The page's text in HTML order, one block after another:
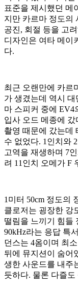
표준을 제시했던 메
지만 카르마 정도의
공진, 회절 등을 고
디자인은 여타 메이
다.
최근 오랜만에 카르
가 생겼는데 역시
마 스피커 중에 EV4
입사 오드 메종에
촬영 때문에 갔는데
수 없었다. 1인치와
고역을 재생하며 7
려 11인치 오메가 F
1미터 50cm 정도의
클로저는 굉장한 강
떨림을 느끼기 힘들
90kHz라는 응답 특
던스는 4옴이며 최
뒤에 뮤지션이 숨어
생한 사운드를 내주
듯하다. 물론 다즐